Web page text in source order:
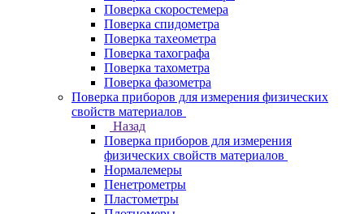
Поверка скоростемера
Поверка спидометра
Поверка тахеометра
Поверка тахографа
Поверка тахометра
Поверка фазометра
Поверка приборов для измерения физических
свойств материалов
Назад
Поверка приборов для измерения
физических свойств материалов
Нормалемеры
Пенетрометры
Пластометры